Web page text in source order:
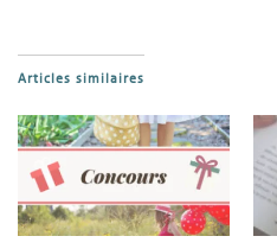
Articles similaires